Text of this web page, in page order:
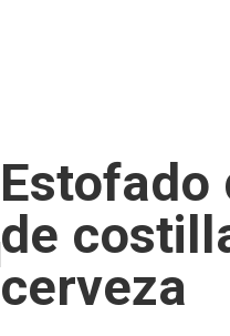
Estofado
de
cerveza